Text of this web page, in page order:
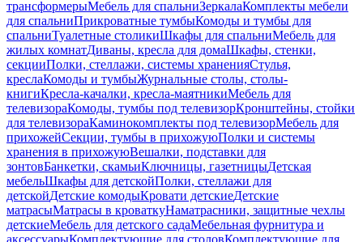
трансформерыМебель для спальниЗеркалаКомплекты мебели
для спальниПрикроватные тумбыКомоды и тумбы для
спальниТуалетные столикиШкафы для спальниМебель для
жилых комнатДиваны, кресла для домаШкафы, стенки,
секцииПолки, стеллажи, системы храненияСтулья,
креслаКомоды и тумбыЖурнальные столы, столы-
книгиКресла-качалки, кресла-маятникиМебель для
телевизораКомоды, тумбы под телевизорКронштейны, стойки
для телевизораКаминокомплекты под телевизорМебель для
прихожейСекции, тумбы в прихожуюПолки и системы
хранения в прихожуюВешалки, подставки для
зонтовБанкетки, скамьиКлючницы, газетницыДетская
мебельШкафы для детскойПолки, стеллажи для
детскойДетские комодыКровати детскиеДетские
матрасыМатрасы в кроваткуНаматрасники, защитные чехлы
детскиеМебель для детского садаМебельная фурнитура и
аксессуарыКомплектующие для столовКомплектующие для